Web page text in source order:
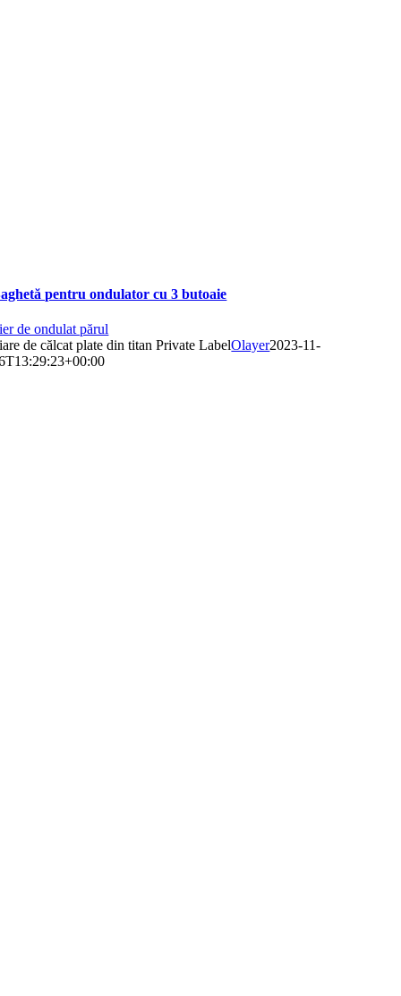
pentru ondulator cu 3 butoaie
de ondulat părul
de călcat plate din titan Private LabelOlayer2023-11-